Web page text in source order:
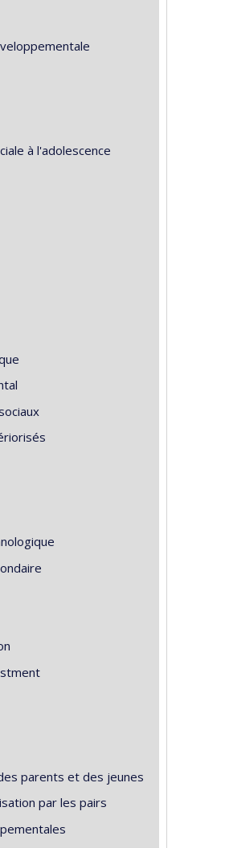
à l'adolescence
parents et des jeunes
par les pairs